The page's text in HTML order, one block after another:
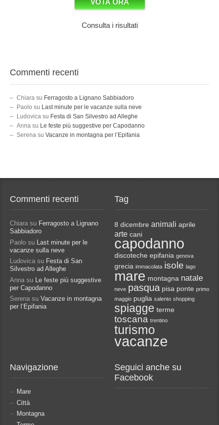
Consulta i risultati
Commenti recenti
Chiara su Ferragosto a Lignano Sabbiadoro
Paolo su Last minute per le vacanze sulla neve
Ludovica su Festa di San Silvestro ad Alleghe
Anna su Le feste più suggestive per Capodanno
Serena su Vacanze in montagna per l’Epifania
Commenti recenti
Chiarasu Ferragosto a Lignano
Sabbiadoro
Paolo su
Last minute per le
vacanze sulla neve
Ludovica su Festa di San
Silvestro ad Alleghe
Anna su
Le feste più suggestive
per Capodanno
Serena su Vacanze in montagna
per l’Epifania
Tag
8 dicembre animali aprile
arte cani
capodanno
discoteche epifania genova
grecia immacolata isole lago
mare montagna natale
neve pasqua pisa ponte primo
maggio puglia salento shopping
spiagge terme
toscana trentino
turismo
vacanze
Navigazione
Mare
Città
Montagna
Seguici anche su
Facebook